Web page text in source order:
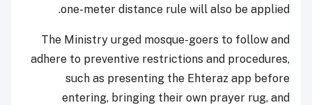
one-meter distance rule will also be applied.
The Ministry urged mosque-goers to follow and
adhere to preventive restrictions and procedures,
such as presenting the Ehteraz app before
entering, bringing their own prayer rug, and